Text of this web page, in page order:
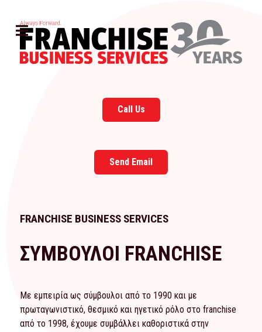
Call Us
Send Email
FRANCHISE BUSINESS SERVICES
ΣΥΜΒΟΥΛΟΙ FRANCHISE
Με εμπειρία ως σύμβουλοι από το 1990 και με
πρωταγωνιστικό, θεσμικό και ηγετικό ρόλο στο franchise
από το 1998, έχουμε συμβάλλει καθοριστικά στην